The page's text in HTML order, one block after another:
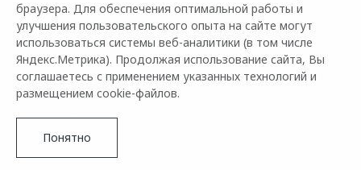
Горячая линия OMODA: +7 (978) 320-20-20
© 2026 Черномор Авто
браузера. Для обеспечения оптимальной работы и
улучшения пользовательского опыта на сайте могут
использоваться системы веб-аналитики (в том числе
Яндекс.Метрика). Продолжая использование сайта, Вы
соглашаетесь с применением указанных технологий и
размещением cookie-файлов.
Понятно